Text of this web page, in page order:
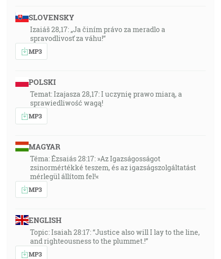
SLOVENSKY
Izaiáš 28,17: „Ja činím právo za meradlo a
spravodlivosť za váhu!“
MP3
POLSKI
Temat: Izajasza 28,17: I uczynię prawo miarą, a
sprawiedliwość wagą!
MP3
MAGYAR
Téma: Ézsaiás 28:17: »Az Igazságosságot
zsinormértékké teszem, és az igazságszolgáltatást
mérlegül állítom fel!«
MP3
ENGLISH
Topic: Isaiah 28:17: “Justice also will I lay to the line,
and righteousness to the plummet.!”
MP3